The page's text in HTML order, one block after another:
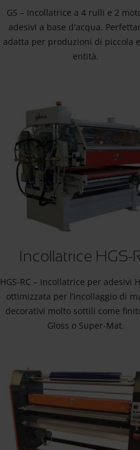
GS – Incollatrice a 4 rulli e 2
adesivi a base d'acqua.
adatta per produzioni di piccola
entità.
Incollatrice HGS-
HGS-RC – Incollatrice per adesivi
ottimizzata per l’incollaggio di
decorativi molto sottili come
Gloss o Super-Mat.